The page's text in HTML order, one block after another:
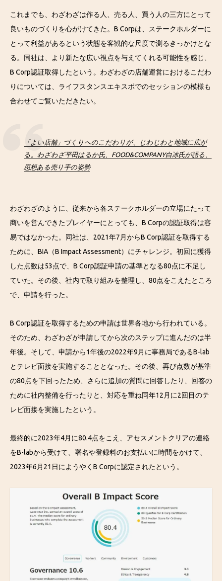
これまでも、わざわざは作る人、売る人、買う人の三方にとって
良いものづくりを心がけてきた。B Corpは、ステークホルダーに
とって利益があるという状態を客観的な尺度で測るきっかけとな
る。同社は、より新たな広い視点を与えてくれる可能性を感じ、
B Corp認証取得したという。わざわざの店舗運営におけるこだわ
りについては、ライフスタンスエキスポでのセッションの模様も
合わせてご覧いただきたい。
「よい店舗」づくりへのこだわりが、じわじわと地域に広が
る。わざわざ平田はるか氏、FOOD&COMPANY白冰氏が語る、
思想ある売り手の姿勢
わざわざのように、従来から各ステークホルダーの立場にたって
商いを営んできたプレイヤーにとっても、B Corpの認証取得は容
易ではなかった。同社は、2021年7月からB Corp認証を取得する
ために、BIA（B Impact Assessment）にチャレンジ。初回に獲得
した点数は53点で、B Corp認証申請の基準となる80点に不足し
ていた。その後、社内で取り組みを整理し、80点をこえたところ
で、申請を行った。
B Corp認証を取得するための申請は世界各地から行われている。
そのため、わざわざが申請してから次のステップに進んだのは半
年後。そして、申請から1年後の2022年9月に事務局であるB-lab
とテレビ面接を実施することとなった。その後、再び点数が基準
の80点を下回ったため、さらに追加の質問に回答したり、回答の
ために社内整備を行ったりと、対応を重ね同年12月に2回目のテ
レビ面接を実施したという。
最終的に2023年4月に80.4点をこえ、アセスメントクリアの連絡
をB-labから受けて、署名や登録料のお支払いに時間をかけて、
2023年6月21日にようやくB Corpに認定されたという。